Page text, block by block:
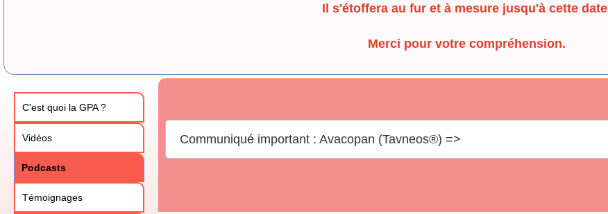
Il s'étoffera au fur et à mesure jusqu'à cette
Merci pour votre compréhension.
C'est quoi la GPA ?
Vidéos
Podcasts
Témoignages
Communiqué important : Avacopan (Tavneos®) =>